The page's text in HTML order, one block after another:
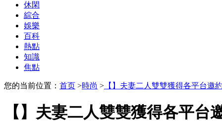
休閑
綜合
娛樂
百科
熱點
知識
焦點
您的当前位置： 首页 >時尚 > 【】夫妻二人雙雙獲得各平台邀
【】夫妻二人雙雙獲得各平台